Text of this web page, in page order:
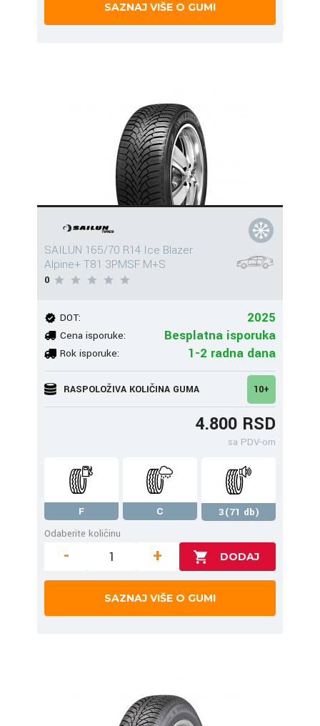
SAZNAJ VIŠE O GUMI
SAILUN 165/70 R14 Ice Blazer
Alpine+ T81 3PMSF M+S
0
DOT: 2025
Cena isporuke: Besplatna isporuka
Rok isporuke: 1-2 radna dana
RASPOLOŽIVA KOLIČINA GUMA 10+
4.800 RSD
sa PDV-om
F C
3(71 db)
Odaberite količinu
- +
SAZNAJ VIŠE O GUMI